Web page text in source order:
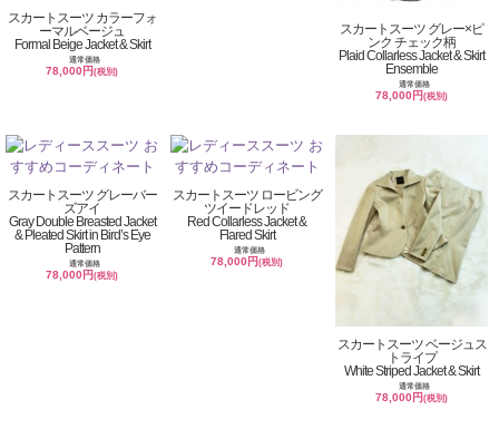
スカートスーツ カラーフォ
ーマルベージュ
Formal Beige Jacket & Skirt
通常価格
78,000円(税別)
スカートスーツ グレー×ピ
ンク チェック柄
Plaid Collarless Jacket & Skirt
Ensemble
通常価格
78,000円(税別)
スカートスーツ グレーバー
ズアイ
Gray Double Breasted Jacket
& Pleated Skirt in Bird’s Eye
Pattern
通常価格
78,000円(税別)
スカートスーツ ロービング
ツイードレッド
Red Collarless Jacket &
Flared Skirt
通常価格
78,000円(税別)
スカートスーツ ベージュス
トライプ
White Striped Jacket & Skirt
通常価格
78,000円(税別)